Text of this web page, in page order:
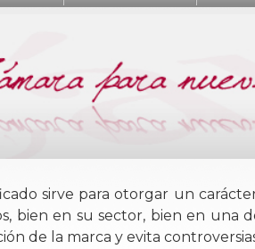
sirve para otorgar un
bien en su sector, bien en una
de la marca y evita